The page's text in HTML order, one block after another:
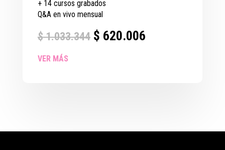
+ 14 cursos grabados
Q&A en vivo mensual
$1.033.344 $ 620.006
VER MÁS